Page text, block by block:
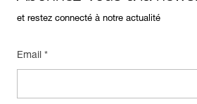
et restez connecté à notre actualité
Email *